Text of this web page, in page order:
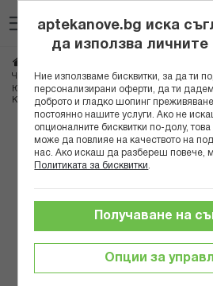
към
съдържанието
Чувствителна кожа
ЮРИАЖ РУТИНА РОЗЕЛИАН - ПОЧИСТВАЩ
КОЖА И РОЗАЦЕЯ 250МЛ + РОЗЕЛИАН КРЕМ
Преминете
края
галерията
изображенията
aptekanove.bg иска
да използва личните
Ние използваме бисквитки, за да ти
персонализирани оферти, да ти
доброто и гладко шопинг
постоянно нашите услуги. Ако не
опционалните бисквитки по-долу,
може да повлияе на качеството на
нас. Ако искаш да разбереш повече,
Политиката за бисквитки
Опции за
Получаване на